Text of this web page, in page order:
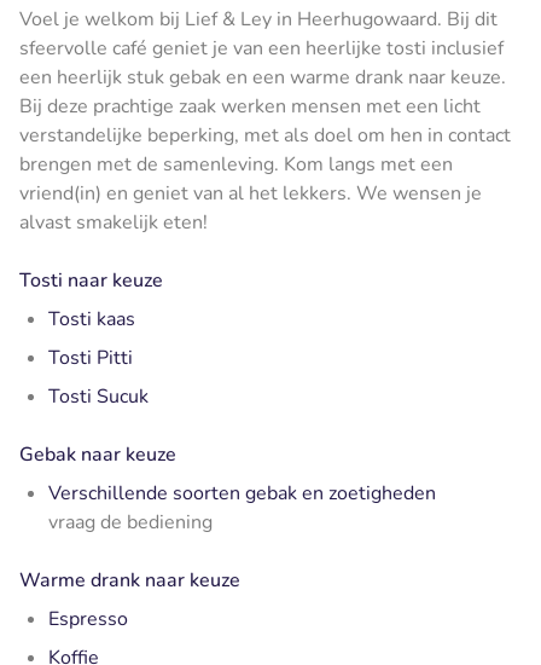
Voel je welkom bij Lief & Ley in Heerhugowaard. Bij dit
sfeervolle café geniet je van een heerlijke tosti inclusief
een heerlijk stuk gebak en een warme drank naar keuze.
Bij deze prachtige zaak werken mensen met een licht
verstandelijke beperking, met als doel om hen in contact
brengen met de samenleving. Kom langs met een
vriend(in) en geniet van al het lekkers. We wensen je
alvast smakelijk eten!
Tosti naar keuze
Tosti kaas
Tosti Pitti
Tosti Sucuk
Gebak naar keuze
Verschillende soorten gebak en zoetigheden
vraag de bediening
Warme drank naar keuze
Espresso
Koffie